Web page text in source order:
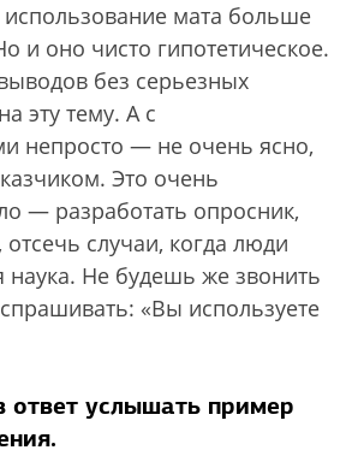
мата больше
и оно чисто гипотетическое.
без серьезных
эту тему. А с
непросто — не очень ясно,
Это очень
— разработать опросник,
случаи, когда люди
наука. Не будешь же звонить
«Вы используете
услышать пример